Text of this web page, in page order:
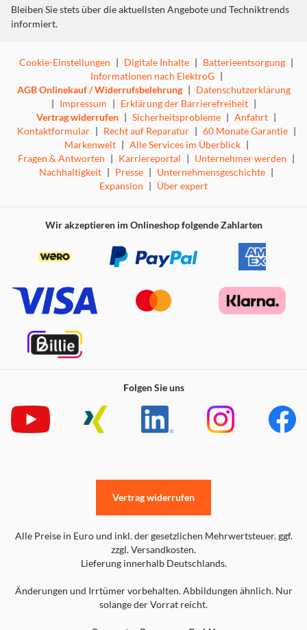
Bleiben Sie stets über die aktuellsten Angebote und Techniktrends
informiert.
Cookie-Einstellungen | Digitale Inhalte | Batterieentsorgung |
Informationen nach ElektroG |
AGB Onlinekauf / Widerrufsbelehrung | Datenschutzerklärung
| Impressum | Erklärung der Barrierefreiheit |
Vertrag widerrufen | Sicherheitsprobleme | Anfahrt |
Kontaktformular | Recht auf Reparatur | 60 Monate Garantie |
Markenwelt | Alle Services im Überblick |
Fragen & Antworten | Karriereportal | Unternehmer werden |
Nachhaltigkeit | Presse | Unternehmensgeschichte |
Expansion | Über expert
Wir akzeptieren im Onlineshop folgende Zahlarten
Folgen Sie uns
Alle Preise in Euro und inkl. der gesetzlichen Mehrwertsteuer. ggf.
zzgl. Versandkosten.
Lieferung innerhalb Deutschlands.
Änderungen und Irrtümer vorbehalten. Abbildungen ähnlich. Nur
solange der Vorrat reicht.
Vertrag widerrufen